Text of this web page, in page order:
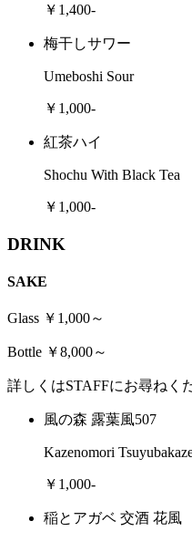
￥1,400-
梅干しサワー
Umeboshi Sour
￥1,000-
紅茶ハイ
Shochu With Black Tea
￥1,000-
DRINK
SAKE
Glass ￥1,000～
Bottle ￥8,000～
詳しくはSTAFFにお尋ねく
風の森 露葉風507
Kazenomori
￥1,000-
稲とアガベ 交酒 花風